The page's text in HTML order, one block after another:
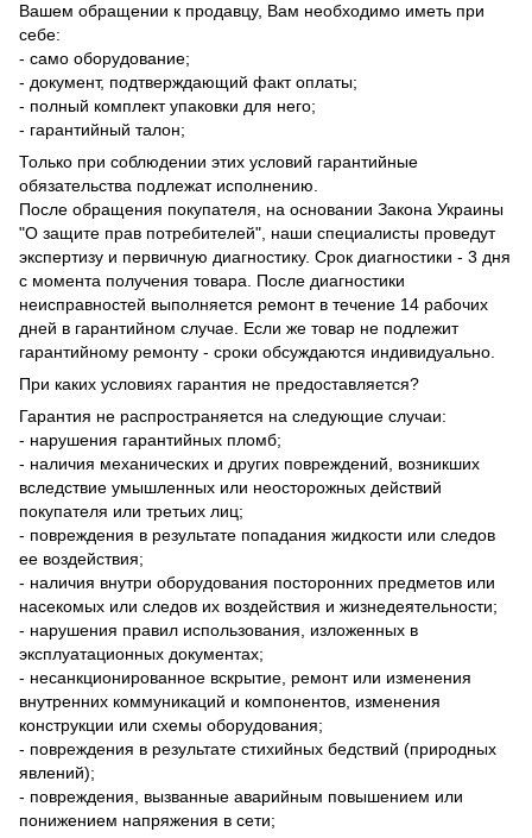
Вашем обращении к продавцу, Вам необходимо иметь при
себе:
- само оборудование;
- документ, подтверждающий факт оплаты;
- полный комплект упаковки для него;
- гарантийный талон;
Только при соблюдении этих условий гарантийные
обязательства подлежат исполнению.
После обращения покупателя, на основании Закона Украины
"О защите прав потребителей", наши специалисты проведут
экспертизу и первичную диагностику. Срок диагностики - 3 дня
с момента получения товара. После диагностики
неисправностей выполняется ремонт в течение 14 рабочих
дней в гарантийном случае. Если же товар не подлежит
гарантийному ремонту - сроки обсуждаются индивидуально.
При каких условиях гарантия не предоставляется?
Гарантия не распространяется на следующие случаи:
- нарушения гарантийных пломб;
- наличия механических и других повреждений, возникших
вследствие умышленных или неосторожных действий
покупателя или третьих лиц;
- повреждения в результате попадания жидкости или следов
ее воздействия;
- наличия внутри оборудования посторонних предметов или
насекомых или следов их воздействия и жизнедеятельности;
- нарушения правил использования, изложенных в
эксплуатационных документах;
- несанкционированное вскрытие, ремонт или изменения
внутренних коммуникаций и компонентов, изменения
конструкции или схемы оборудования;
- повреждения в результате стихийных бедствий (природных
явлений);
- повреждения, вызванные аварийным повышением или
понижением напряжения в сети;